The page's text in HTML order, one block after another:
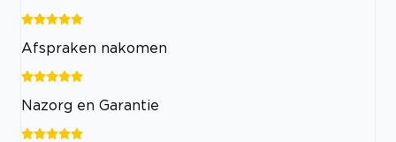
Afspraken nakomen
Nazorg en Garantie